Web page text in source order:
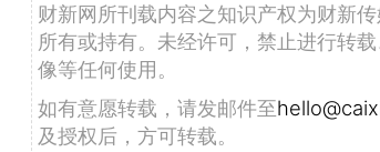
财新网所刊载内容之知识产权为财新
所有或持有。未经许可，禁止进行转
像等任何使用。
如有意愿转载，请发邮件至
及授权后，方可转载。